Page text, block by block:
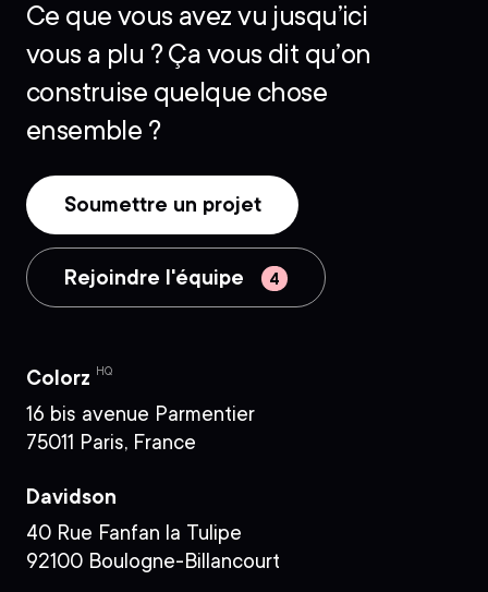
Ce que vous avez vu jusqu’ici
vous a plu ? Ça vous dit qu’on
construise quelque chose
ensemble ?
Soumettre un projet
Rejoindre l'équipe
Colorz HQ
16 bis avenue Parmentier
75011 Paris, France
Davidson
40 Rue Fanfan la Tulipe
92100 Boulogne-Billancourt